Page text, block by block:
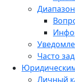
Часто
Личный